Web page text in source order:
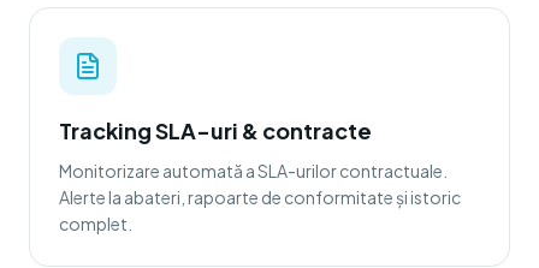
Tracking SLA-uri & contracte
Monitorizare automată a SLA-urilor contractuale.
Alerte la abateri, rapoarte de conformitate și istoric
complet.